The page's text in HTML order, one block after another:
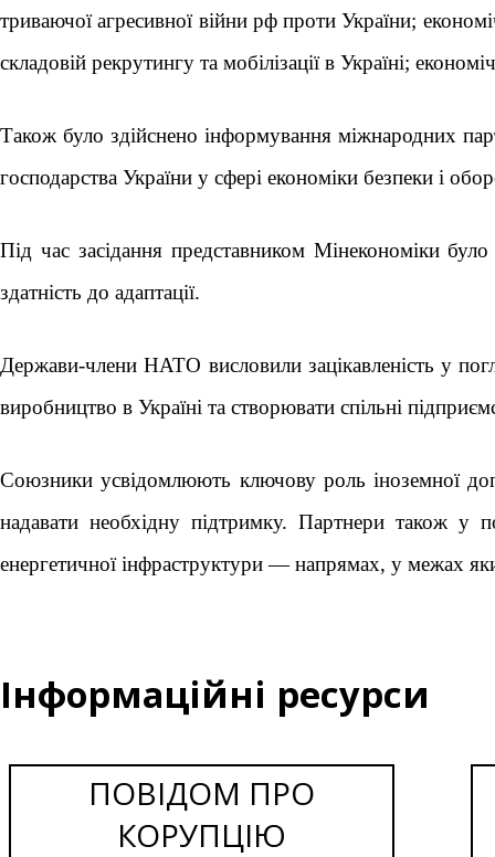
триваючої агресивної війни рф проти України;
складовій рекрутингу та мобілізації в Україні;
Також було здійснено інформування міжнародних
господарства України у сфері економіки безпеки і
Під час засідання представником Мінекономіки
здатність до адаптації.
Держави-члени НАТО висловили зацікавленість у
виробництво в Україні та створювати спільні
Союзники усвідомлюють ключову роль іноземної
надавати необхідну підтримку. Партнери також у
енергетичної інфраструктури — напрямах, у межах
Інформаційні ресурси
ПОВІДОМ ПРО
КОРУПЦІЮ